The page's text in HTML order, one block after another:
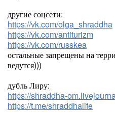
другие соцсети:
https://vk.com/olga_shraddha
https://vk.com/antiturizm
https://vk.com/russkea
остальные запрещены на
ведутся)))
дубль Лиру:
https://shraddha-
https://t.me/shraddhalife